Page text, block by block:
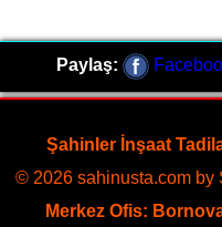
Dekorasyon, zeminlerinizi
kadrosuyla Eski Datça
Sayfaya Git
Paylaş:
Şahinler İnşaat
© 2026 sahinusta.com by
Merkez Ofis: